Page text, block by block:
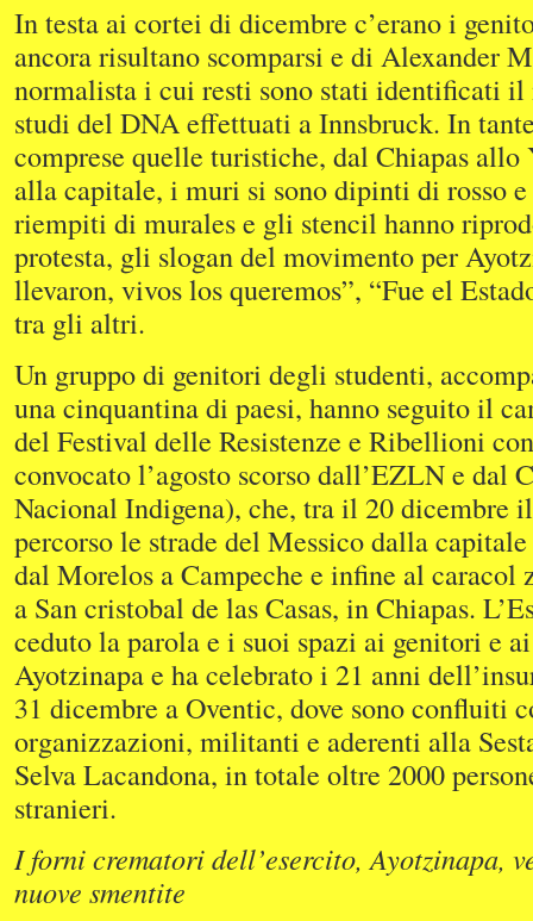
In testa ai cortei di dicembre c’erano i
ancora risultano scomparsi e di Alexander
normalista i cui resti sono stati identificati il
studi del DNA effettuati a Innsbruck. In
comprese quelle turistiche, dal Chiapas allo
alla capitale, i muri si sono dipinti di rosso
riempiti di murales e gli stencil hanno
protesta, gli slogan del movimento per
llevaron, vivos los queremos”, “Fue el
tra gli altri.
Un gruppo di genitori degli studenti,
una cinquantina di paesi, hanno seguito il
del Festival delle Resistenze e Ribellioni
convocato l’agosto scorso dall’EZLN e dal
Nacional Indigena), che, tra il 20 dicembre
percorso le strade del Messico dalla
dal Morelos a Campeche e infine al caracol
a San cristobal de las Casas, in Chiapas.
ceduto la parola e i suoi spazi ai genitori e
Ayotzinapa e ha celebrato i 21 anni
31 dicembre a Oventic, dove sono confluiti
organizzazioni, militanti e aderenti alla
Selva Lacandona, in totale oltre 2000
stranieri.
I forni crematori dell’esercito, Ayotzinapa,
nuove smentite